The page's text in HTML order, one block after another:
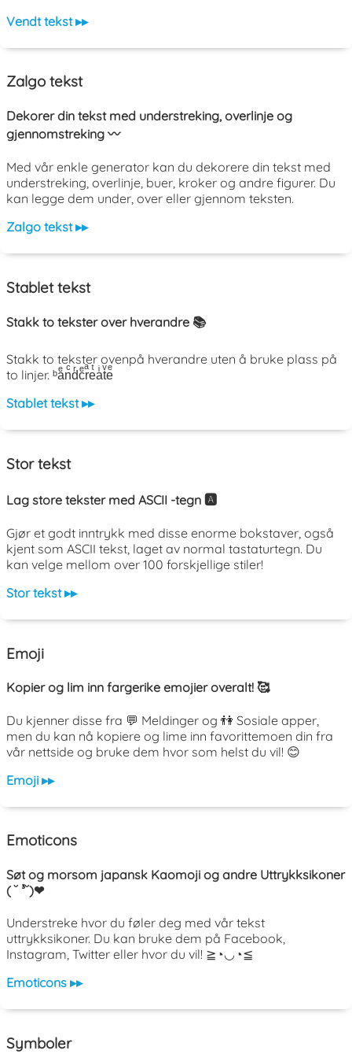
Vendt tekst ▸▸
Zalgo tekst
Dekorer din tekst med understreking, overlinje og
gjennomstreking 〰️
Med vår enkle generator kan du dekorere din tekst med
understreking, overlinje, buer, kroker og andre figurer. Du
kan legge dem under, over eller gjennom teksten.
Zalgo tekst ▸▸
Stablet tekst
Stakk to tekster over hverandre 📚
Stakk to tekster ovenpå hverandre uten å bruke plass på
to linjer. ᵇaͤnͨdͬcͤrͣeͭaͥtͮeͤ
Stablet tekst ▸▸
Stor tekst
Lag store tekster med ASCII -tegn 🅰️
Gjør et godt inntrykk med disse enorme bokstaver, også
kjent som ASCII tekst, laget av normal tastaturtegn. Du
kan velge mellom over 100 forskjellige stiler!
Stor tekst ▸▸
Emoji
Kopier og lim inn fargerike emojier overalt! 🥰
Du kjenner disse fra 💬 Meldinger og 👫 Sosiale apper,
men du kan nå kopiere og lime inn favorittemoen din fra
vår nettside og bruke dem hvor som helst du vil! 😊
Emoji ▸▸
Emoticons
Søt og morsom japansk Kaomoji og andre Uttrykksikoner
( ˘ ³˘)❤
Understreke hvor du føler deg med vår tekst
uttrykksikoner. Du kan bruke dem på Facebook,
Instagram, Twitter eller hvor du vil! ≧◔◡◔≦
Emoticons ▸▸
Symboler